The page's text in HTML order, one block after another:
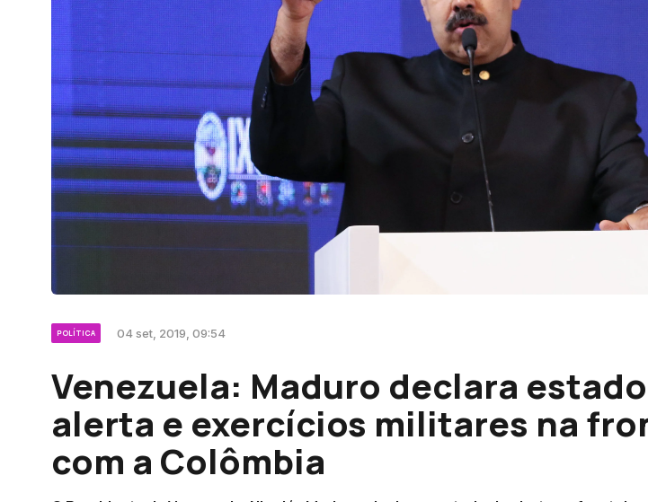
POLÍTICA 04 set, 2019, 09:54
Venezuela: Maduro declara
alerta e exercícios militares na
com a Colômbia